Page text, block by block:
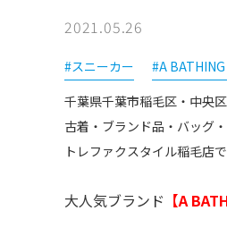
2021.05.26
#スニーカー #A
千葉県千葉市稲毛区・中央
古着・ブランド品・バッグ
トレファクスタイル稲毛店で
大人気ブランド 【A